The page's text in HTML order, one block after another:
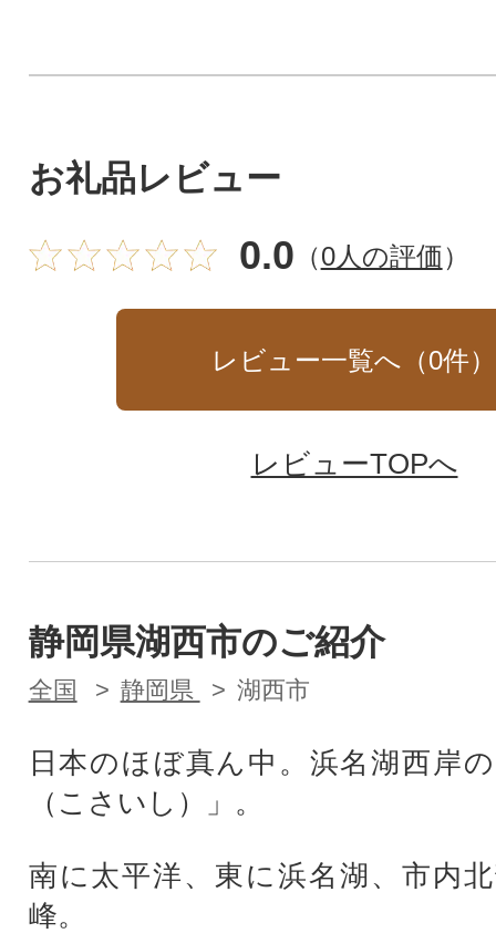
お礼品レビュー
0.0 （0人の評価）
レビュー一覧へ（0件）
レビューTOPへ
静岡県湖西市のご紹介
全国 静岡県 湖西市
日本のほぼ真ん中。浜名湖西岸
（こさいし）」。
南に太平洋、東に浜名湖、市内
峰。